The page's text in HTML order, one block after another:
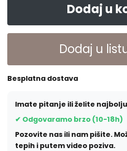
Dodaj u
Dodaj u
Besplatna dostava
Imate pitanje ili želite
✔ Odgovaramo brzo (10-18h)
Pozovite nas ili nam pišite.
tepih i putem video poziva.